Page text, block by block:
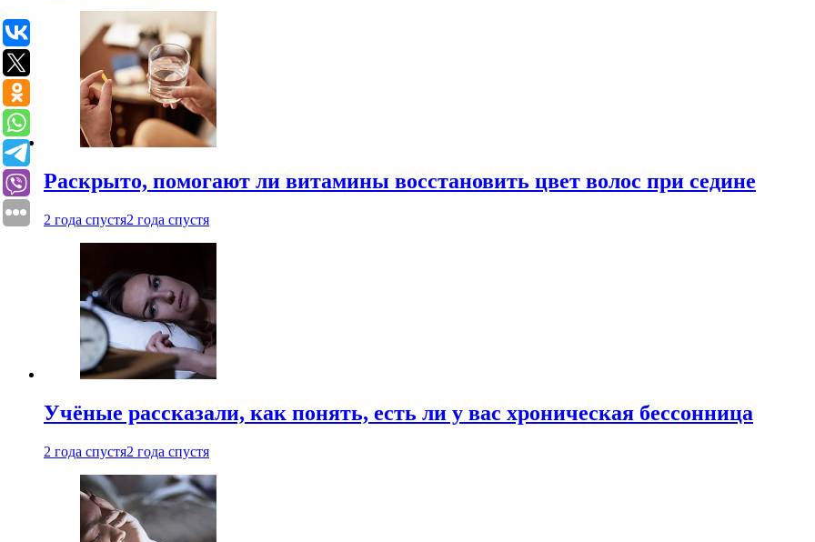
Раскрыто, помогают ли витамины восстановить цвет волос при седине
2 года спустя2 года спустя
Учёные рассказали, как понять, есть ли у вас хроническая бессонница
2 года спустя2 года спустя